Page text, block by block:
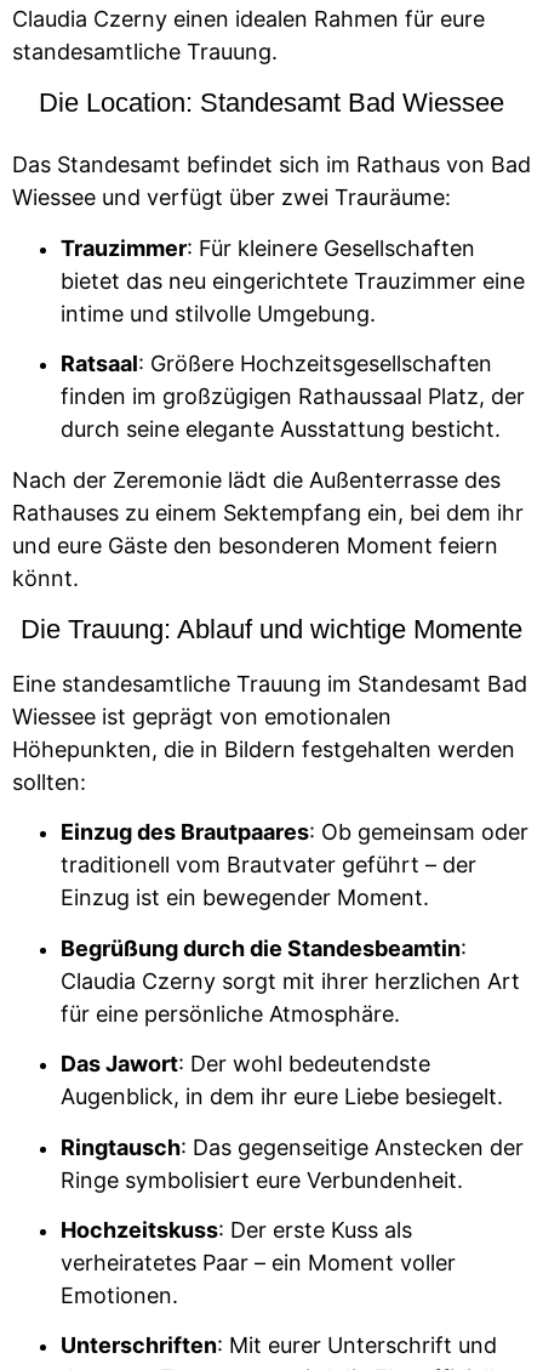
Claudia Czerny einen idealen Rahmen für eure
standesamtliche Trauung.
Die Location: Standesamt Bad Wiessee
Das Standesamt befindet sich im Rathaus von Bad
Wiessee und verfügt über zwei Trauräume:
Trauzimmer: Für kleinere Gesellschaften
bietet das neu eingerichtete Trauzimmer eine
intime und stilvolle Umgebung.
Ratsaal: Größere Hochzeitsgesellschaften
finden im großzügigen Rathaussaal Platz, der
durch seine elegante Ausstattung besticht.
Nach der Zeremonie lädt die Außenterrasse des
Rathauses zu einem Sektempfang ein, bei dem ihr
und eure Gäste den besonderen Moment feiern
könnt.
Die Trauung: Ablauf und wichtige Momente
Eine standesamtliche Trauung im Standesamt Bad
Wiessee ist geprägt von emotionalen
Höhepunkten, die in Bildern festgehalten werden
sollten:
Einzug des Brautpaares: Ob gemeinsam oder
traditionell vom Brautvater geführt – der
Einzug ist ein bewegender Moment.
Begrüßung durch die Standesbeamtin:
Claudia Czerny sorgt mit ihrer herzlichen Art
für eine persönliche Atmosphäre.
Das Jawort: Der wohl bedeutendste
Augenblick, in dem ihr eure Liebe besiegelt.
Ringtausch: Das gegenseitige Anstecken der
Ringe symbolisiert eure Verbundenheit.
Hochzeitskuss: Der erste Kuss als
verheiratetes Paar – ein Moment voller
Emotionen.
Unterschriften: Mit eurer Unterschrift und